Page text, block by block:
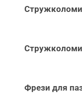
Стружколоми
Фрези для